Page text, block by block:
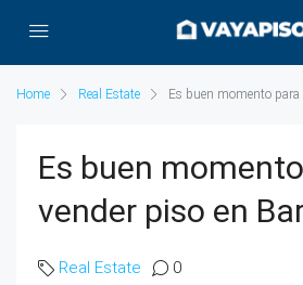
Home Real Estate Es buen momento para
Es buen
vender piso en
Real Estate 0